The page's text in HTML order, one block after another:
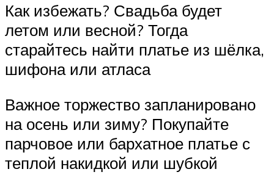
Как избежать? Свадьба будет
летом или весной? Тогда
старайтесь найти платье из шёлка,
шифона или атласа
Важное торжество запланировано
на осень или зиму? Покупайте
парчовое или бархатное платье с
теплой накидкой или шубкой